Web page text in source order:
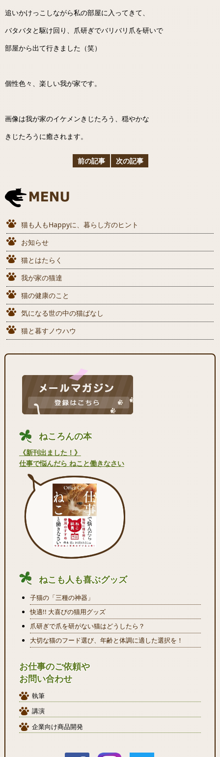
追いかけっこしながら私の部屋に入ってきて、
バタバタと駆け回り、爪研ぎでバリバリ爪を研いで
部屋から出て行きました（笑）
個性色々、楽しい我が家です。
画像は我が家のイケメンきじたろう、穏やかな
きじたろうに癒されます。
前の記事 次の記事
猫も人もHappyに、暮らし方のヒント
お知らせ
猫とはたらく
我が家の猫達
猫の健康のこと
気になる世の中の猫ばなし
猫と暮すノウハウ
ねころんの本
《新刊出ました！》
仕事で悩んだら ねこと働きなさい
ねこも人も喜ぶグッズ
子猫の「三種の神器」
快適!! 大喜びの猫用グッズ
爪研ぎで爪を研がない猫はどうしたら？
大切な猫のフード選び、年齢と体調に適した選択を！
お仕事のご依頼や
お問い合わせ
執筆
講演
企業向け商品開発